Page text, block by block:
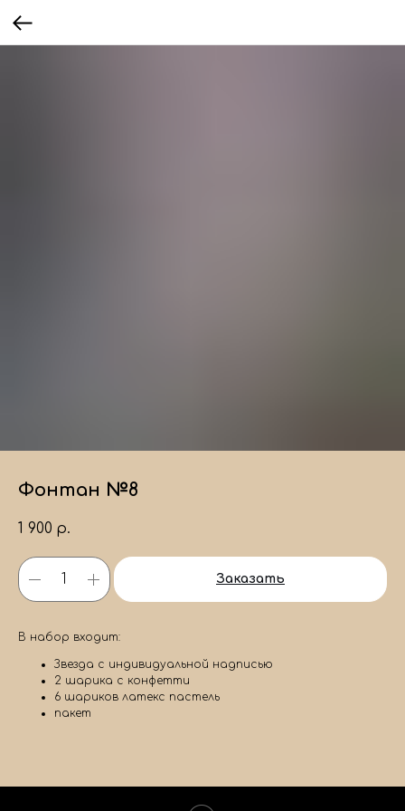
Фонтан №8
1 900 р.
Заказать
В набор входит:
Звезда с индивидуальной надписью
2 шарика с конфетти
6 шариков латекс пастель
пакет